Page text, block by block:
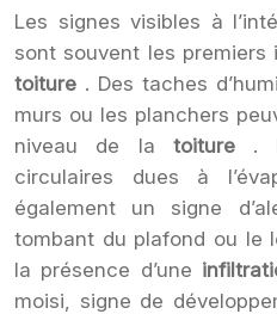
Les signes visibles à
sont souvent les premiers
toiture . Des taches
murs ou les planchers
niveau de la toiture .
circulaires dues à
également un signe
tombant du plafond ou le
la présence d’une
moisi, signe de